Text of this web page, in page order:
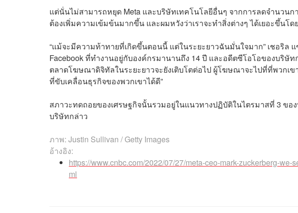
แต่นั่นไม่สามารถหยุด Meta และบริษัทเทคโนโลยีอื่นๆ จากการลดจำนวนก
ต้องเพิ่มความเข้มข้นมากขึ้น และผมหวังว่าเราจะทำสิ่งต่างๆ ได้เยอะขึ้นโ
“แม้จะมีความท้าทายที่เกิดขึ้นตอนนี้ แต่ในระยะยาวฉันมั่นใจมาก” เชอริล
Facebook ที่ทำงานอยู่กับองค์กรมานานถึง 14 ปี และอดีตซีโอโอของบริษัท
ตลาดโฆษณาดิจิทัลในระยะยาวจะยังเติบโตต่อไป ผู้โฆษณาจะไปที่ที่พวกเ
ที่ขับเคลื่อนธุรกิจของพวกเขาได้ดี”
สภาวะทดถอยของเศรษฐกิจนั้นรวมอยู่ในแนวทางปฏิบัติในไตรมาสที่ 3 ของ
บริษัทกล่าว
ภาพ: Justin Sullivan / Getty Images
อ้างอิง:
https://www.cnbc.com/2022/07/27/meta-ceo-mark-zuckerberg-
ml